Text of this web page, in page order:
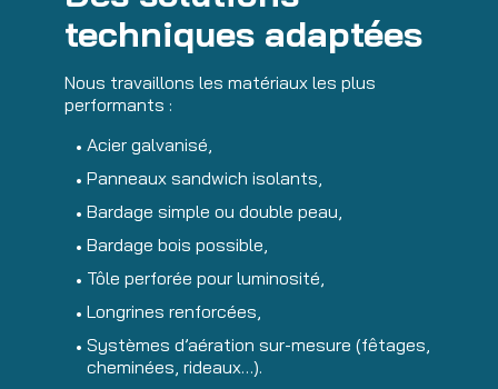
techniques adaptées
Nous travaillons les matériaux les plus
performants :
Acier galvanisé,
Panneaux sandwich isolants,
Bardage simple ou double peau,
Bardage bois possible,
Tôle perforée pour luminosité,
Longrines renforcées,
Systèmes d’aération sur-mesure (fêtages,
cheminées, rideaux…).